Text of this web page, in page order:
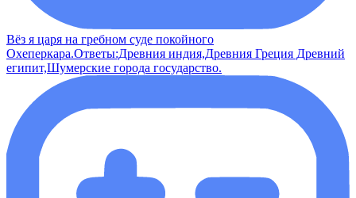
Вёз я царя на гребном суде покойного
Охеперкара.Ответы:Древния индия,Древния Греция Древний
египит,Шумерские города государство.